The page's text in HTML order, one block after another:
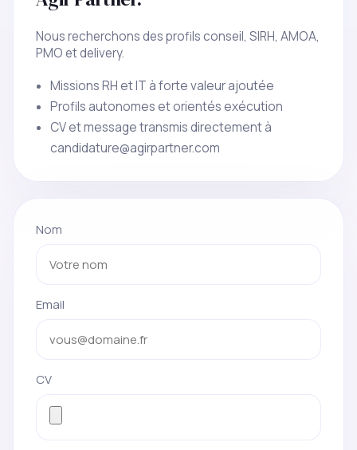
Nous recherchons des profils conseil, SIRH, AMOA,
PMO et delivery.
Missions RH et IT à forte valeur ajoutée
Profils autonomes et orientés exécution
CV et message transmis directement à
candidature@agirpartner.com
Nom
Email
CV